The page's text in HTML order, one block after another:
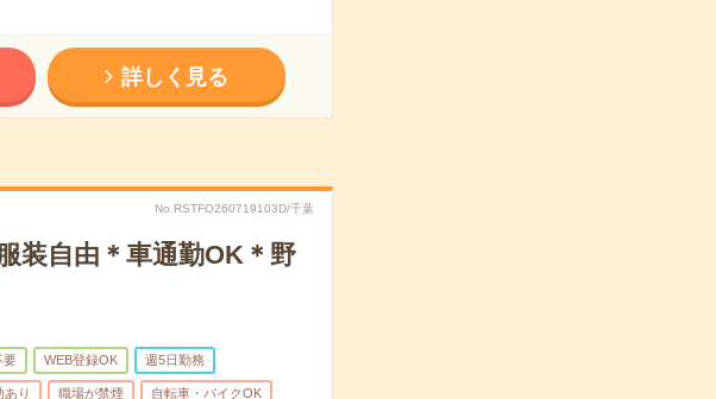
詳しく見る
No.RSTFO260719103D/千葉
装自由＊車通勤OK＊野
要 WEB登録OK 週5日勤務
あり 職場が禁煙 自転車・バイクOK